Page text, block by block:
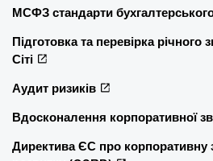
МСФЗ стандарти
Підготовка та перевірка річного
Сіті
Аудит ризиків
Вдосконалення корпоративної
Директива ЄС про корпоративну